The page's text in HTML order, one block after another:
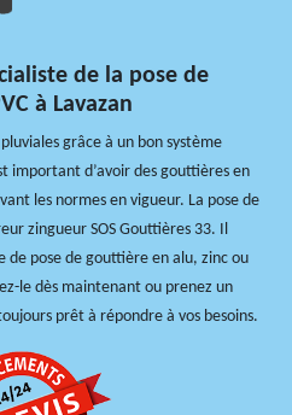
de la pose de
à Lavazan
grâce à un bon système
important d’avoir des gouttières en
les normes en vigueur. La pose de
zingueur SOS Gouttières 33. Il
pose de gouttière en alu, zinc ou
le dès maintenant ou prenez un
prêt à répondre à vos besoins.